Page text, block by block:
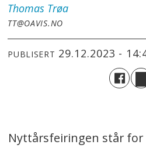
Thomas Trøa
TT@OAVIS.NO
PUBLISERT 29.12.2023 -
Nyttårsfeiringen står